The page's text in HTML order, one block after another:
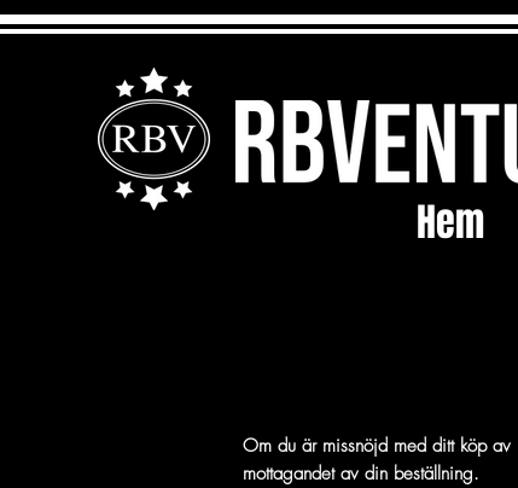
Hem
Om du är missnöjd med ditt köp av
mottagandet av din beställning.